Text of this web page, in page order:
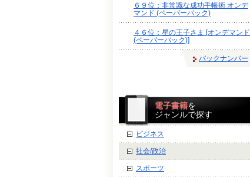
６９位：非常識な成功手帳術 オンデ
マンド (ペーパーバック)
４６位：星の王子さま [オンデマンド
(ペーパーバック)]
バックナンバー
電子書籍を
ジャンルで探す
ビジネス
社会/政治
スポーツ